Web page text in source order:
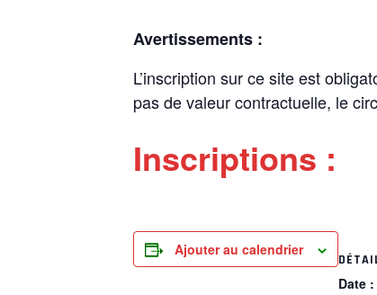
Avertissements :
L’inscription sur ce site est
pas de valeur contractuelle, le
Inscriptions :
Ajouter au calendrier
Date :